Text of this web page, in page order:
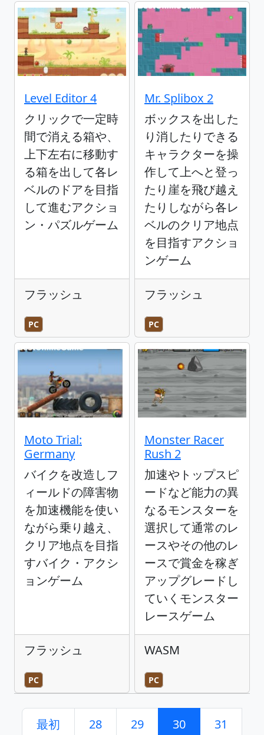
Level Editor 4
クリックで一定時
間で消える箱や、
上下左右に移動す
る箱を出して各レ
ベルのドアを目指
して進むアクショ
ン・パズルゲーム
フラッシュ
PC
Mr. Splibox 2
ボックスを出した
り消したりできる
キャラクターを操
作して上へと登っ
たり崖を飛び越え
たりしながら各レ
ベルのクリア地点
を目指すアクショ
ンゲーム
フラッシュ
PC
Moto Trial:
Germany
バイクを改造しフ
ィールドの障害物
を加速機能を使い
ながら乗り越え、
クリア地点を目指
すバイク・アクシ
ョンゲーム
フラッシュ
PC
Monster Racer
Rush 2
加速やトップスピ
ードなど能力の異
なるモンスターを
選択して通常のレ
ースやその他のレ
ースで賞金を稼ぎ
アップグレードし
ていくモンスター
レースゲーム
WASM
PC
最初 28 29 30 31